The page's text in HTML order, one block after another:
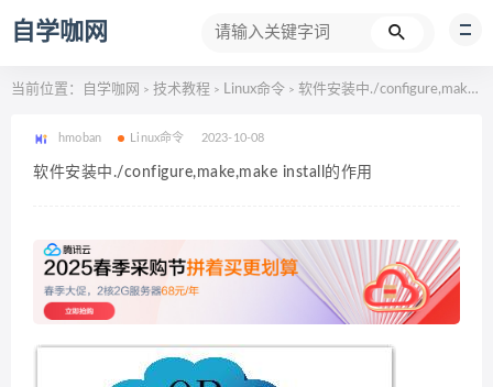
自学咖网
当前位置： 自学咖网 > 技术教程 > Linux命令 > 软件安装中./configure,make,make install的作用
hmoban Linux命令 2023-10-08
软件安装中./configure,make,make install的作用